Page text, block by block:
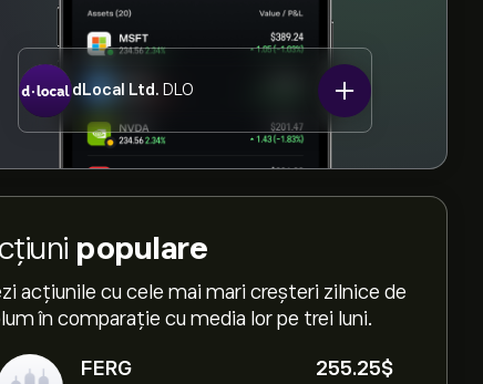
dLocal Ltd. DLO
populare
acțiunile cu cele mai mari creșteri zilnice de
în comparație cu media lor pe trei luni.
FERG
255.25‎$‎